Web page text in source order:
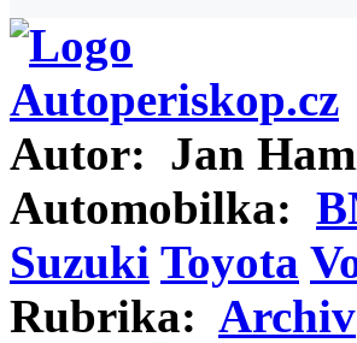
Autor: Jan
Automobilka:
Suzuki Toyota
Rubrika: Archiv